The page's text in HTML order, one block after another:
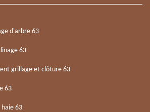
d'arbre 63
63
grillage et clôture 63
63
63